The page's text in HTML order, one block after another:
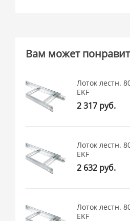
Вам может
Лоток лестн.
EKF
2 317 руб.
Лоток лестн.
EKF
2 632 руб.
Лоток лестн.
EKF